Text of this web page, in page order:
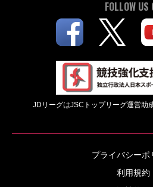
FOLLOW US
JDリーグはJSCトップリーグ運営助
プライバシーポ
利用規約